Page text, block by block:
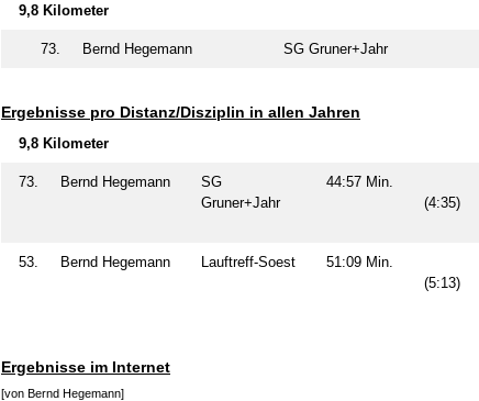
9,8 Kilometer
73. Bernd Hegemann SG Gruner+Jahr
Ergebnisse pro Distanz/Disziplin in allen Jahren
9,8 Kilometer
73. Bernd Hegemann
SG
Gruner+Jahr
44:57 Min.
(4:35)
53. Bernd Hegemann Lauftreff-Soest
51:09 Min.
(5:13)
Ergebnisse im Internet
[von Bernd Hegemann]